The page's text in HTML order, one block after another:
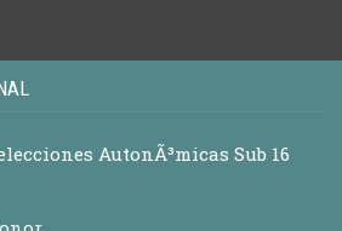
AutonÃ³micas Sub 16